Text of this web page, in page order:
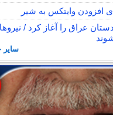
افزودن وایتکس به شیر
عراق را آغاز کرد /
سایر